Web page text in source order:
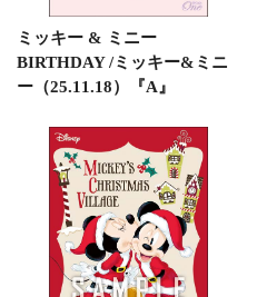
ミッキー & ミニー
BIRTHDAY /ミッキー&ミニ
ー（25.11.18）『A』